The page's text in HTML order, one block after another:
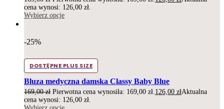
cena wynosi: 126,00 zł.
Wybierz opcje
-25%
DOSTĘPNE PLUS SIZE
Bluza medyczna damska Classy Baby Blue
169,00zł Pierwotna cena wynosiła: 169,00 zł. 126,00 złAktualna
cena wynosi: 126,00 zł.